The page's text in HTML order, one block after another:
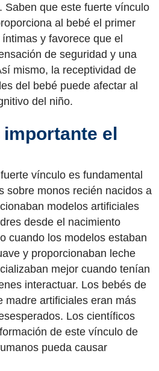
Saben que este fuerte vínculo
al bebé el primer
y favorece que el
de seguridad y una
mismo, la receptividad de
del bebé puede afectar al
del niño.
el
vínculo es fundamental
sobre monos recién nacidos a
modelos artificiales
desde el nacimiento
cuando los modelos estaban
y proporcionaban leche
mejor cuando tenían
interactuar. Los bebés de
madre artificiales eran más
Los científicos
de este vínculo de
pueda causar